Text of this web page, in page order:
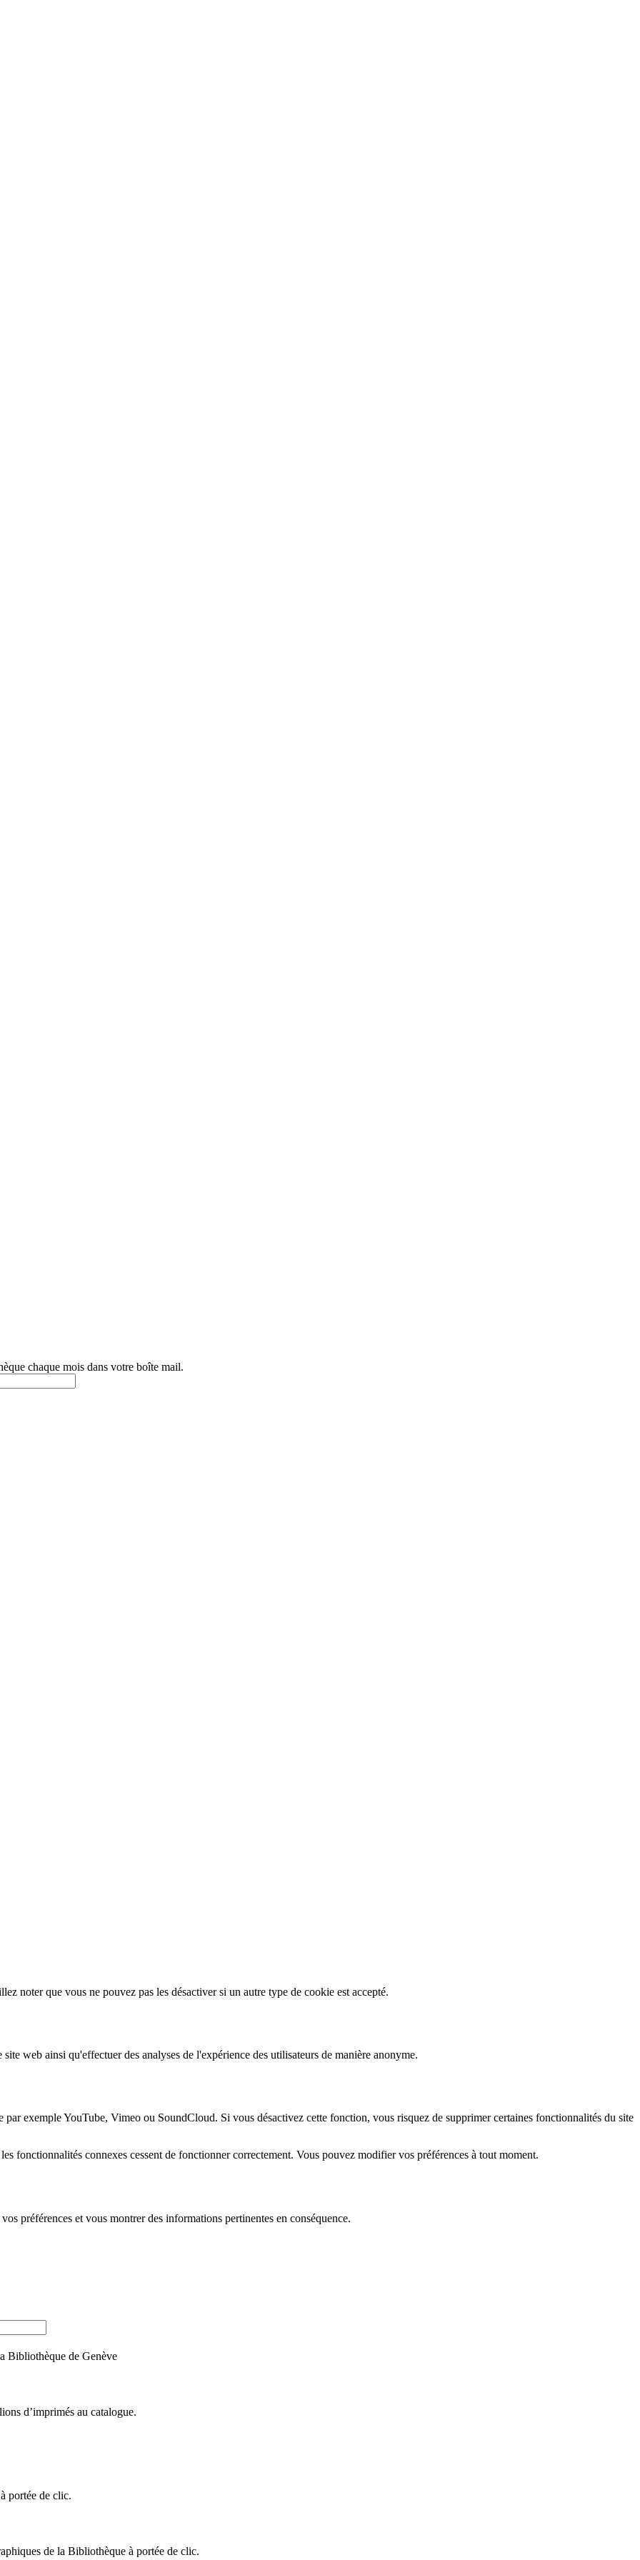
chaque mois dans votre boîte mail.
noter que vous ne pouvez pas les désactiver si un autre type de cookie est accepté.
web ainsi qu'effectuer des analyses de l'expérience des utilisateurs de manière anonyme.
exemple YouTube, Vimeo ou SoundCloud. Si vous désactivez cette fonction, vous risquez de supprimer certaines fonctionnalités du site
fonctionnalités connexes cessent de fonctionner correctement. Vous pouvez modifier vos préférences à tout moment.
préférences et vous montrer des informations pertinentes en conséquence.
Bibliothèque de Genève
d’imprimés au catalogue.
portée de clic.
de la Bibliothèque à portée de clic.